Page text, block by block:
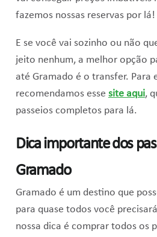
fazemos nossas reservas por lá!
E se você vai sozinho ou não
jeito nenhum, a melhor opção
até Gramado é o transfer. Para
recomendamos esse site aqui,
passeios completos para lá.
Dica importante dos
Gramado
Gramado é um destino que
para quase todos você
nossa dica é comprar todos os